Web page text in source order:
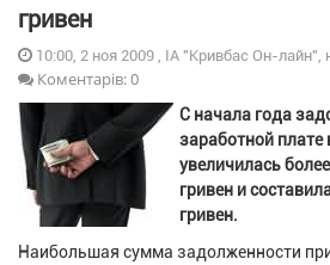
гривен
10:00, 2 ноя 2009 , ІА "Кривбас Он-лайн",
Коментарів: 0
С начала года
заработной плате
увеличилась
гривен и
гривен.
Наибольшая сумма задолженности